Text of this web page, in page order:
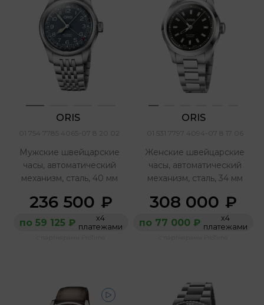
ORIS
01 754 7785 4065-07 8 20 02
Мужские швейцарские
часы, автоматический
механизм, сталь, 40 мм
236 500 ₽
по 59 125 ₽
х4
платежами
ORIS
01 531 7797 4094-07 8 17 06
Женские швейцарские
часы, автоматический
механизм, сталь, 34 мм
308 000 ₽
по 77 000 ₽
х4
платежами